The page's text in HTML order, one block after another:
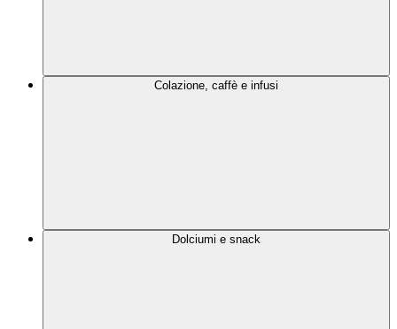
Colazione, caffè e infusi
Dolciumi e snack